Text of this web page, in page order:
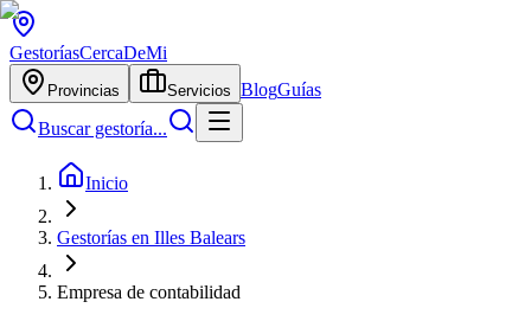
GestoríasCercaDeMi
Provincias Servicios BlogGuías
Buscar gestoría...
Inicio
Gestorías en Illes Balears
Empresa de contabilidad